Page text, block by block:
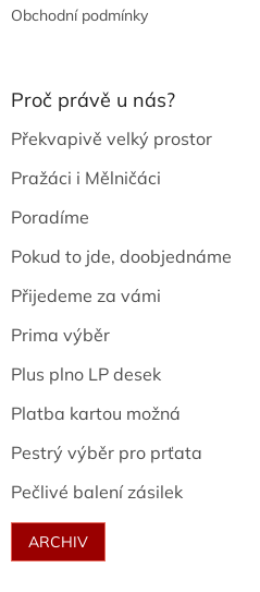
Obchodní podmínky
Proč právě u nás?
Překvapivě velký prostor
Pražáci i Mělničáci
Poradíme
Pokud to jde, doobjednáme
Přijedeme za vámi
Prima výběr
Plus plno LP desek
Platba kartou možná
Pestrý výběr pro prťata
Pečlivé balení zásilek
ARCHIV